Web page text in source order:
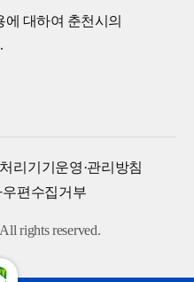
대하여 춘천시의
리기기운영·관리방침
우편수집거부
rights reserved.